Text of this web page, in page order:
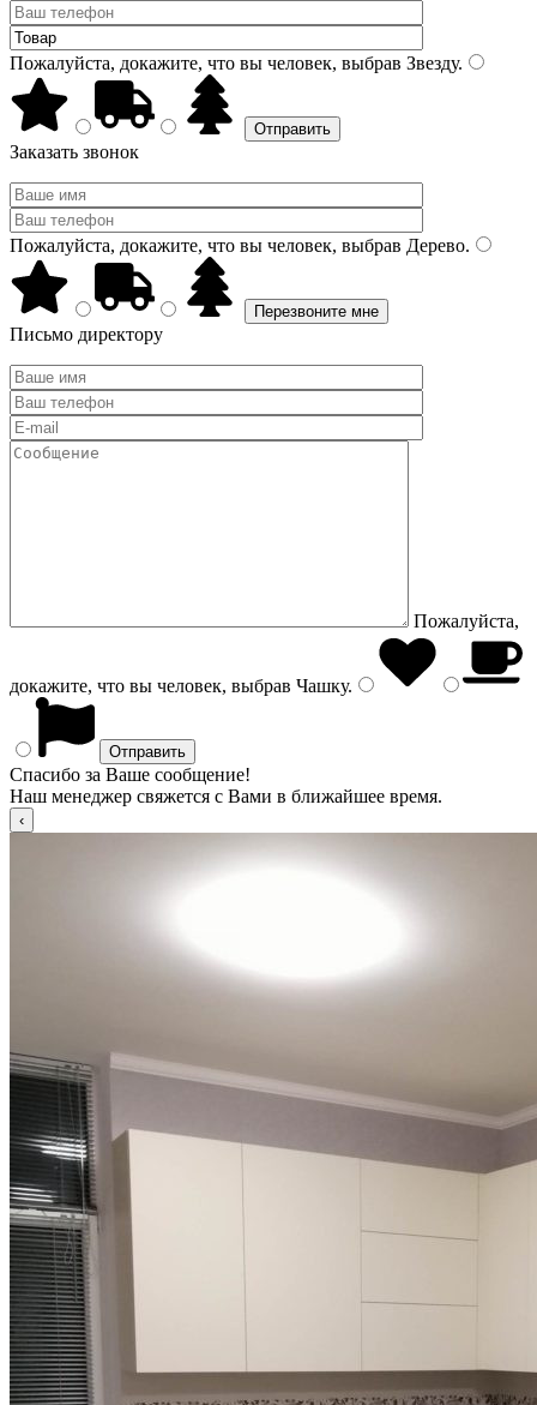
Пожалуйста, докажите, что вы человек, выбрав Звезду.
Заказать звонок
Пожалуйста, докажите, что вы человек, выбрав Дерево.
Письмо директору
Пожалуйста,
докажите, что вы человек, выбрав Чашку.
Спасибо за Ваше сообщение!
Наш менеджер свяжется с Вами в ближайшее время.